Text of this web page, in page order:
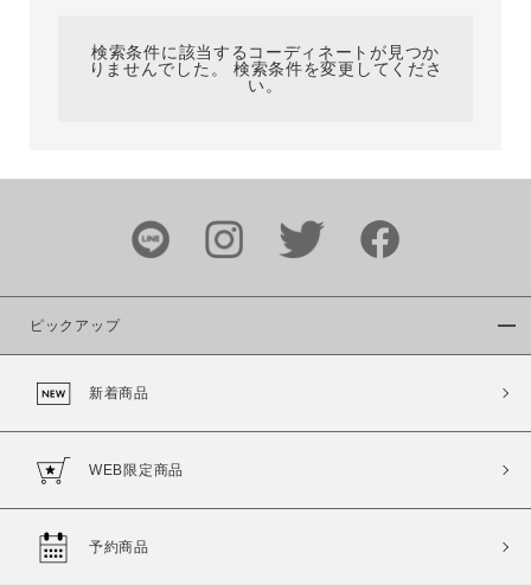
ブランド
カラー
検索条件に該当するコーディネートが見つか
りませんでした。 検索条件を変更してくださ
い。
ピックアップ
新着商品
WEB限定商品
予約商品